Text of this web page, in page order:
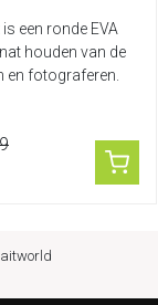
een ronde EVA
houden van de
en fotograferen.